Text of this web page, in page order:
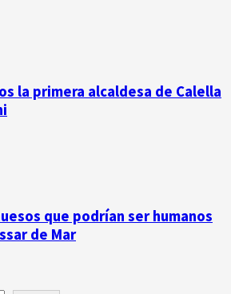
la primera alcaldesa de Calella
que podrían ser humanos
de Mar